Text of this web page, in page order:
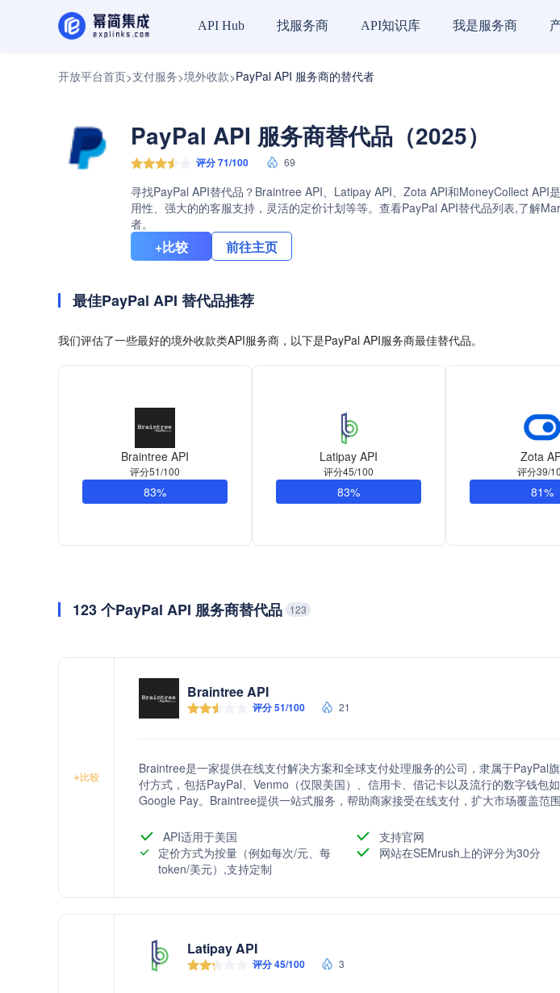
API Hub 找服务商 API知识库 我是服务商
开放平台首页>支付服务>境外收款>PayPal API 服务商的替代者
PayPal API 服务商替代品（2025）
评分 71/100 69
寻找PayPal API替代品？Braintree API、Latipay API、Zota API和MoneyCollect
用性、强大的的客服支持，灵活的定价计划等等。查看PayPal API替代品列表,了解
者。
+比较 前往主页
最佳PayPal API 替代品推荐
我们评估了一些最好的境外收款类API服务商，以下是PayPal API服务商最佳替代品。
Braintree API
评分51/100
83%
Latipay API
评分45/100
83%
Zota
评分39/
81%
123 个PayPal API 服务商替代品 123
+比较
Braintree API
评分 51/100 21
Braintree是一家提供在线支付解决方案和全球支付处理服务的公司，隶属于PayPal
付方式，包括PayPal、Venmo（仅限美国）、信用卡、借记卡以及流行的数字钱包
Google Pay。Braintree提供一站式服务，帮助商家接受在线支付，扩大市场覆盖范
API适用于美国
支持官网
定价方式为按量（例如每次/元、每
token/美元）,支持定制
网站在SEMrush上的评分为30分
Latipay API
评分 45/100 3